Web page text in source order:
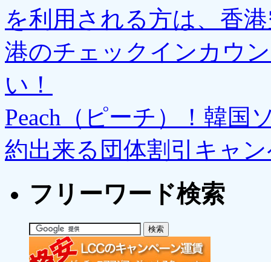
を利用される方は、香
港のチェックインカウ
い！
Peach（ピーチ）！韓国
約出来る団体割引キャ
フリーワード検索